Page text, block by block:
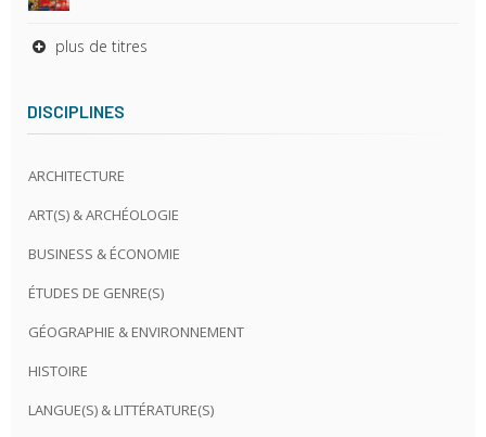
plus de titres
DISCIPLINES
ARCHITECTURE
ART(S) & ARCHÉOLOGIE
BUSINESS & ÉCONOMIE
ÉTUDES DE GENRE(S)
GÉOGRAPHIE & ENVIRONNEMENT
HISTOIRE
LANGUE(S) & LITTÉRATURE(S)